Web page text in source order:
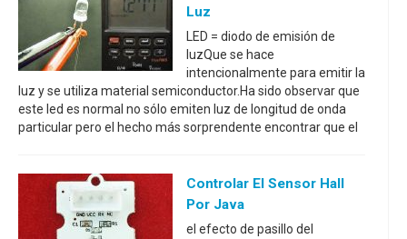
Luz
LED = diodo de emisión de
luzQue se hace
intencionalmente para emitir la
luz y se utiliza material semiconductor.Ha sido observar que
este led es normal no sólo emiten luz de longitud de onda
particular pero el hecho más sorprendente encontrar que el
Controlar El Sensor Hall
Por Java
el efecto de pasillo del